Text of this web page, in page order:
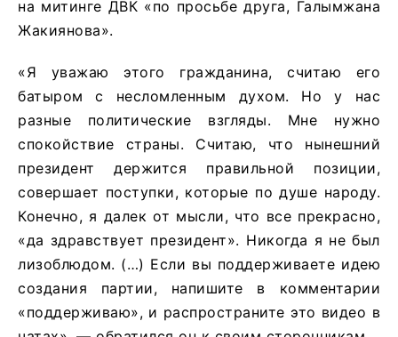
на митинге ДВК «по просьбе друга, Галымжана
Жакиянова».
«Я уважаю этого гражданина, считаю его
батыром с несломленным духом. Но у нас
разные политические взгляды. Мне нужно
спокойствие страны. Считаю, что нынешний
президент держится правильной позиции,
совершает поступки, которые по душе народу.
Конечно, я далек от мысли, что все прекрасно,
«да здравствует президент». Никогда я не был
лизоблюдом. (…) Если вы поддерживаете идею
создания партии, напишите в комментарии
«поддерживаю», и распространите это видео в